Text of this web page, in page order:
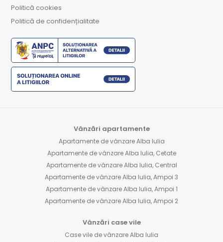
Politică cookies
Politică de confidențialitate
Vânzări apartamente
Apartamente de vânzare Alba Iulia
Apartamente de vânzare Alba Iulia, Cetate
Apartamente de vânzare Alba Iulia, Central
Apartamente de vânzare Alba Iulia, Ampoi 3
Apartamente de vânzare Alba Iulia, Ampoi 1
Apartamente de vânzare Alba Iulia, Ampoi 2
Vânzări case vile
Case vile de vânzare Alba Iulia